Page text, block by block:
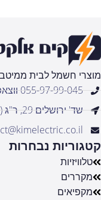
מוצרי חשמל לבית
055-97-99-045 ווצאפ בלבד
שד' ירושלים 29, ר"ג (בתיאום מראש) ישראל
קטגוריות נבחרות
טלוויזיות
מקררים
מקפיאים